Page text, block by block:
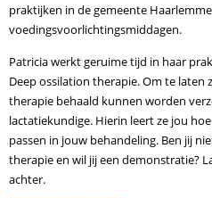
praktijken in de gemeente
voedingsvoorlichtingsmiddagen.
Patricia werkt geruime tijd in haar
Deep ossilation therapie. Om te laten
therapie behaald kunnen worden
lactatiekundige. Hierin leert ze jou
passen in jouw behandeling. Ben jij
therapie en wil jij een demonstratie?
achter.